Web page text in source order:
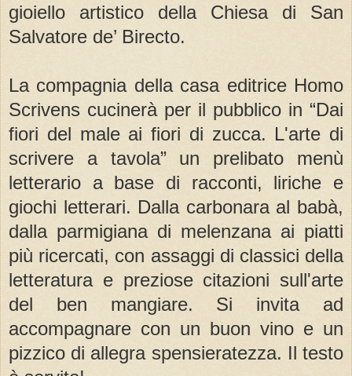
gioiello artistico della Chiesa di San
Salvatore de’ Birecto.
La compagnia della casa editrice Homo
Scrivens cucinerà per il pubblico in “Dai
fiori del male ai fiori di zucca. L'arte di
scrivere a tavola” un prelibato menù
letterario a base di racconti, liriche e
giochi letterari. Dalla carbonara al babà,
dalla parmigiana di melenzana ai piatti
più ricercati, con assaggi di classici della
letteratura e preziose citazioni sull'arte
del ben mangiare. Si invita ad
accompagnare con un buon vino e un
pizzico di allegra spensieratezza. Il testo